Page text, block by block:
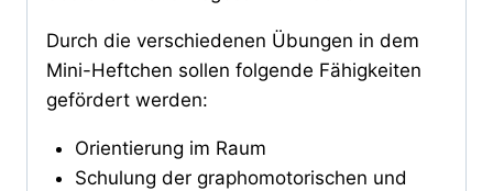
Durch die verschiedenen Übungen in dem
Mini-Heftchen sollen folgende Fähigkeiten
gefördert werden:
Orientierung im Raum
Schulung der graphomotorischen und